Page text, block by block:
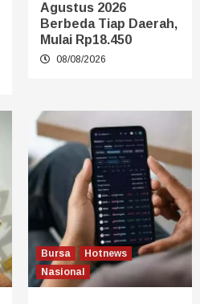
Agustus 2026
Berbeda Tiap Daerah,
Mulai Rp18.450
08/08/2026
Bursa
Hotnews
Nasional